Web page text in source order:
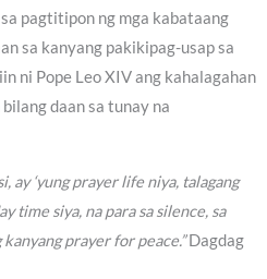
pagtitipon ng mga kabataang
sa kanyang pakikipag-usap sa
ni Pope Leo XIV ang kahalagahan
daan sa tunay na
ay ‘yung prayer life niya, talagang
time siya, na para sa silence, sa
kanyang prayer for peace.”Dagdag